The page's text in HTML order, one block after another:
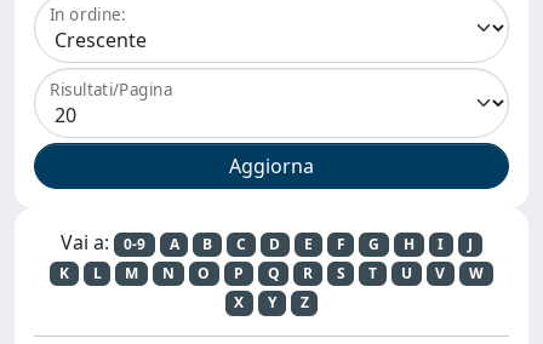
In ordine:
Risultati/Pagina
Vai a: 0-9 A B C D E F G H I
J
K
L M N O P Q R S T U V
W
X
Y Z